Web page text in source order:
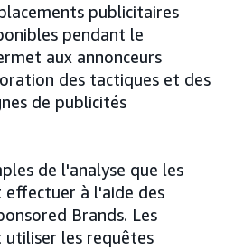
publicitaires
pendant le
aux annonceurs
des tactiques et des
de publicités
de l'analyse que les
effectuer à l'aide des
Brands. Les
utiliser les requêtes